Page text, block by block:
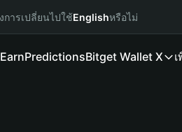
ารเปลี่ยนไปใช้Englishหรือไม่
EarnPredictionsBitget Wallet X